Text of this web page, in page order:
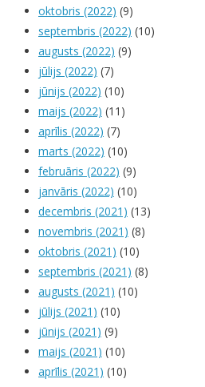
oktobris (2022) (9)
septembris (2022) (10)
augusts (2022) (9)
jūlijs (2022) (7)
jūnijs (2022) (10)
maijs (2022) (11)
aprīlis (2022) (7)
marts (2022) (10)
februāris (2022) (9)
janvāris (2022) (10)
decembris (2021) (13)
novembris (2021) (8)
oktobris (2021) (10)
septembris (2021) (8)
augusts (2021) (10)
jūlijs (2021) (10)
jūnijs (2021) (9)
maijs (2021) (10)
aprīlis (2021) (10)